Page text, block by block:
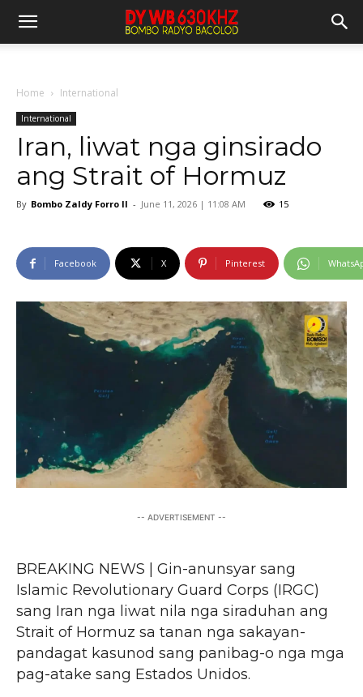
Home International
International
Iran, liwat nga ginsirado
ang Strait of Hormuz
By Bombo Zaldy Forro II - June 11, 2026 | 11:08 AM 15
Facebook X Pinterest
-- ADVERTISEMENT --
BREAKING NEWS | Gin-anunsyar sang
Islamic Revolutionary Guard Corps (IRGC)
sang Iran nga liwat nila nga siraduhan ang
Strait of Hormuz sa tanan nga sakayan-
pandagat kasunod sang panibag-o nga mga
pag-atake sang Estados Unidos.